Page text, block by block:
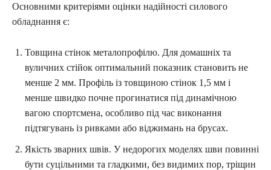
Основними критеріями оцінки надійності силового
обладнання є:
Товщина стінок металопрофілю. Для домашніх та
вуличних стійок оптимальний показник становить не
менше 2 мм. Профіль із товщиною стінок 1,5 мм і
менше швидко почне прогинатися під динамічною
вагою спортсмена, особливо під час виконання
підтягувань із ривками або віджимань на брусах.
Якість зварних швів. У недорогих моделях шви повинні
бути суцільними та гладкими, без видимих пор, тріщин